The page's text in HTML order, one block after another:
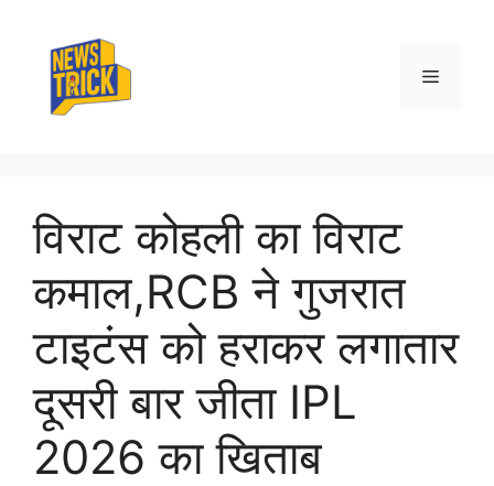
content
Menu
विराट कोहली का विराट
कमाल,RCB ने गुजरात
टाइटंस को हराकर लगातार
दूसरी बार जीता IPL
2026 का खिताब